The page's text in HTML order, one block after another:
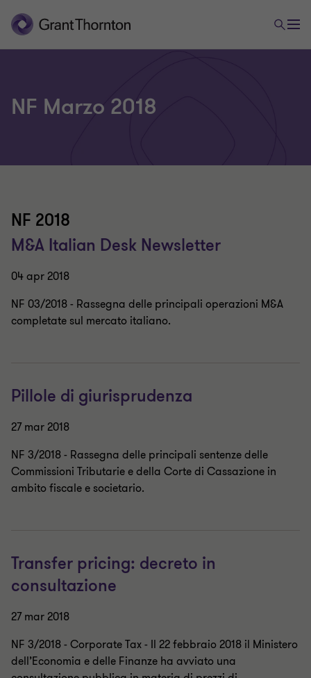
NF Marzo 2018
NF 2018
M&A Italian Desk Newsletter
04 apr 2018
NF 03/2018 - Rassegna delle principali operazioni M&A
completate sul mercato italiano.
Pillole di giurisprudenza
27 mar 2018
NF 3/2018 - Rassegna delle principali sentenze delle
Commissioni Tributarie e della Corte di Cassazione in
ambito fiscale e societario.
Transfer pricing: decreto in
consultazione
27 mar 2018
NF 3/2018 - Corporate Tax - Il 22 febbraio 2018 il Ministero
dell’Economia e delle Finanze ha avviato una